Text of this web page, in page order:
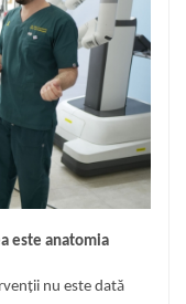
este anatomia
nu este dată